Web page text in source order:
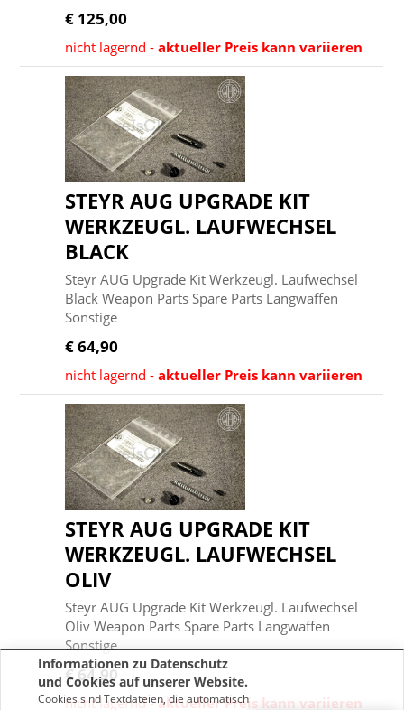
Informationen zu Datenschutz
und Cookies auf unserer Website.
Cookies sind Textdateien, die automatisch
€ 125,00
nicht lagernd -aktueller Preis kann variieren
STEYR AUG UPGRADE KIT
WERKZEUGL. LAUFWECHSEL
BLACK
Steyr AUG Upgrade Kit Werkzeugl. Laufwechsel
Black Weapon Parts Spare Parts Langwaffen
Sonstige
€ 64,90
nicht lagernd -aktueller Preis kann variieren
STEYR AUG UPGRADE KIT
WERKZEUGL. LAUFWECHSEL
OLIV
Steyr AUG Upgrade Kit Werkzeugl. Laufwechsel
Oliv Weapon Parts Spare Parts Langwaffen
Sonstige
€ 64,90
nicht lagernd -aktueller Preis kann variieren